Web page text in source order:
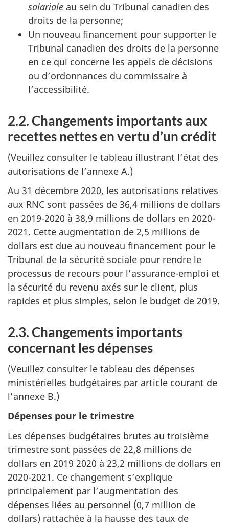
salariale au sein du Tribunal canadien des
droits de la personne;
Un nouveau financement pour supporter le
Tribunal canadien des droits de la personne
en ce qui concerne les appels de décisions
ou d’ordonnances du commissaire à
l’accessibilité.
2.2. Changements importants aux
recettes nettes en vertu d’un crédit
(Veuillez consulter le tableau illustrant l’état des
autorisations de l’annexe A.)
Au 31 décembre 2020, les autorisations relatives
aux RNC sont passées de 36,4 millions de dollars
en 2019-2020 à 38,9 millions de dollars en 2020-
2021. Cette augmentation de 2,5 millions de
dollars est due au nouveau financement pour le
Tribunal de la sécurité sociale pour rendre le
processus de recours pour l’assurance-emploi et
la sécurité du revenu axés sur le client, plus
rapides et plus simples, selon le budget de 2019.
2.3. Changements importants
concernant les dépenses
(Veuillez consulter le tableau des dépenses
ministérielles budgétaires par article courant de
l’annexe B.)
Dépenses pour le trimestre
Les dépenses budgétaires brutes au troisième
trimestre sont passées de 22,8 millions de
dollars en 2019 2020 à 23,2 millions de dollars en
2020-2021. Ce changement s’explique
principalement par l’augmentation des
dépenses liées au personnel (0,7 million de
dollars) rattachée à la hausse des taux de